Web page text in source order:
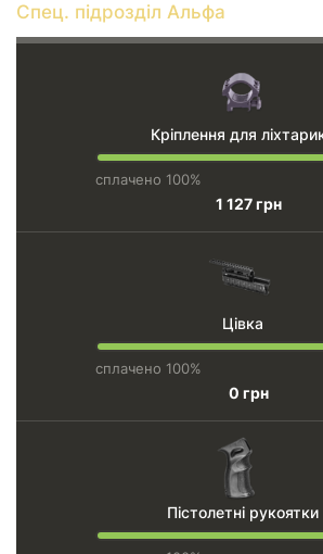
Спец. підрозділ Альфа
Кріплення для
сплачено 100%
1 127 грн
Цівка
сплачено 100%
0 грн
Пістолетні рукоятки